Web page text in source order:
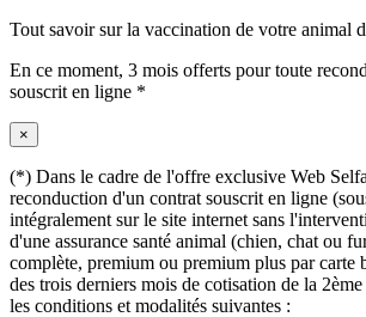
Tout savoir sur la vaccination de votre animal
En ce moment, 3 mois offerts pour toute
souscrit en ligne *
×
(*) Dans le cadre de l'offre exclusive Web
reconduction d'un contrat souscrit en ligne
intégralement sur le site internet sans
d'une assurance santé animal (chien, chat ou
complète, premium ou premium plus par carte
des trois derniers mois de cotisation de la
les conditions et modalités suivantes :